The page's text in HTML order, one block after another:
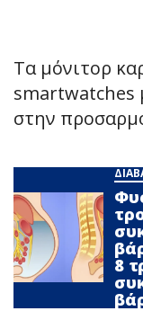
Τα μόνιτορ
smartwatches
στην
8